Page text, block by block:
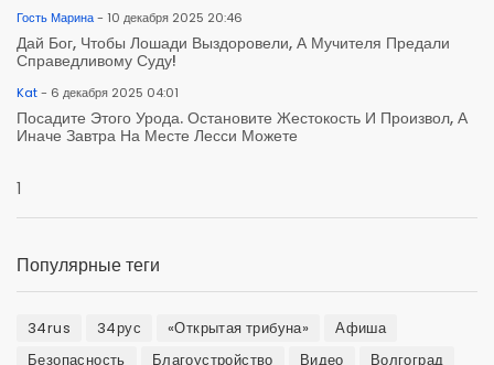
Гость Марина- 10 декабря 2025 20:46
Дай Бог, Чтобы Лошади Выздоровели, А Мучителя Предали
Справедливому Суду!
Kat- 6 декабря 2025 04:01
Посадите Этого Урода. Остановите Жестокость И Произвол, А
Иначе Завтра На Месте Лесси Можете
1
Популярные теги
34rus 34рус «Открытая трибуна»
Афиша
Безопасность
Благоустройство Видео Волгоград